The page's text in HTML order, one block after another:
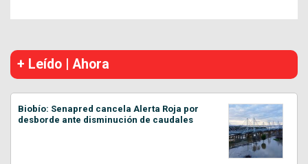
+ Leído | Ahora
Biobío: Senapred cancela Alerta Roja por
desborde ante disminución de caudales